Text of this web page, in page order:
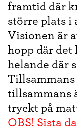
framtid där
större plats i
Visionen är
hopp där det
helande där
tillsammans
tryckt på
OBS! Sista